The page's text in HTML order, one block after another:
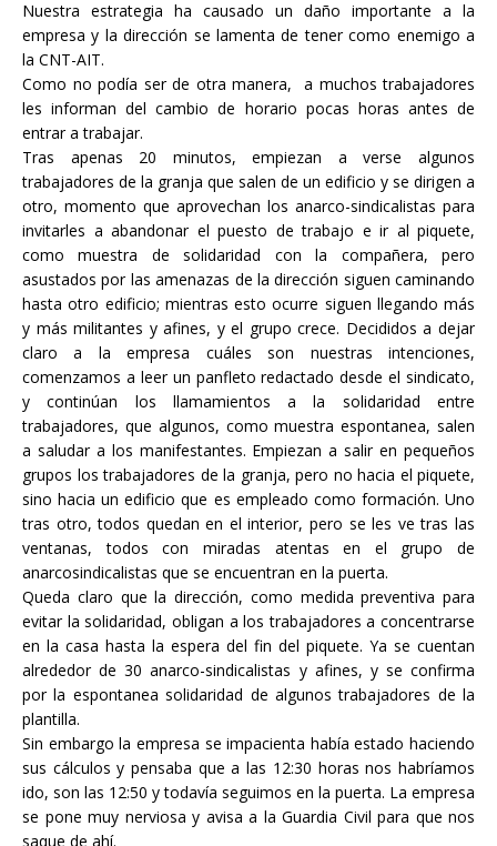
Nuestra estrategia ha causado un daño importante a la
empresa y la dirección se lamenta de tener como enemigo a
la CNT-AIT.
Como no podía ser de otra manera, a muchos trabajadores
les informan del cambio de horario pocas horas antes de
entrar a trabajar.
Tras apenas 20 minutos, empiezan a verse algunos
trabajadores de la granja que salen de un edificio y se dirigen a
otro, momento que aprovechan los anarco-sindicalistas para
invitarles a abandonar el puesto de trabajo e ir al piquete,
como muestra de solidaridad con la compañera, pero
asustados por las amenazas de la dirección siguen caminando
hasta otro edificio; mientras esto ocurre siguen llegando más
y más militantes y afines, y el grupo crece. Decididos a dejar
claro a la empresa cuáles son nuestras intenciones,
comenzamos a leer un panfleto redactado desde el sindicato,
y continúan los llamamientos a la solidaridad entre
trabajadores, que algunos, como muestra espontanea, salen
a saludar a los manifestantes. Empiezan a salir en pequeños
grupos los trabajadores de la granja, pero no hacia el piquete,
sino hacia un edificio que es empleado como formación. Uno
tras otro, todos quedan en el interior, pero se les ve tras las
ventanas, todos con miradas atentas en el grupo de
anarcosindicalistas que se encuentran en la puerta.
Queda claro que la dirección, como medida preventiva para
evitar la solidaridad, obligan a los trabajadores a concentrarse
en la casa hasta la espera del fin del piquete. Ya se cuentan
alrededor de 30 anarco-sindicalistas y afines, y se confirma
por la espontanea solidaridad de algunos trabajadores de la
plantilla.
Sin embargo la empresa se impacienta había estado haciendo
sus cálculos y pensaba que a las 12:30 horas nos habríamos
ido, son las 12:50 y todavía seguimos en la puerta. La empresa
se pone muy nerviosa y avisa a la Guardia Civil para que nos
saque de ahí.